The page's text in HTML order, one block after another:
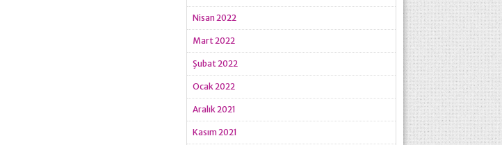
Nisan 2022
Mart 2022
Şubat 2022
Ocak 2022
Aralık 2021
Kasım 2021